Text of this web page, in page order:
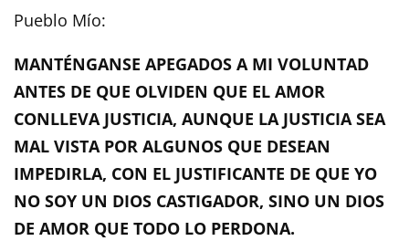
Pueblo Mío:
MANTÉNGANSE APEGADOS A MI VOLUNTAD
ANTES DE QUE OLVIDEN QUE EL AMOR
CONLLEVA JUSTICIA, AUNQUE LA JUSTICIA SEA
MAL VISTA POR ALGUNOS QUE DESEAN
IMPEDIRLA, CON EL JUSTIFICANTE DE QUE YO
NO SOY UN DIOS CASTIGADOR, SINO UN DIOS
DE AMOR QUE TODO LO PERDONA.